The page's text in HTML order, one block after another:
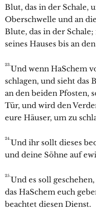
Blut, das in der Schale,
Oberschwelle und an
Blute, das in der
seines Hauses bis an
23.Und wenn HaSchem
schlagen, und sieht das
an den beiden Pfosten,
Tür, und wird den
eure Häuser, um zu
24.Und ihr sollt dieses
und deine Söhne auf
25.Und es soll
das HaSchem euch
beachtet diesen Dienst.